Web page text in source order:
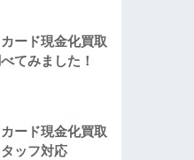
ード現金化買取
てみました！
ード現金化買取
ッフ対応